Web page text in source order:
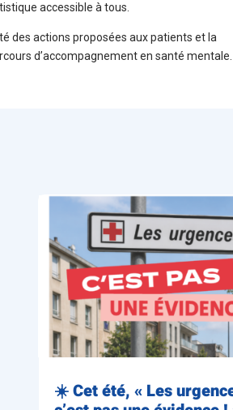
accessible à tous.
des actions proposées aux patients et la
d’accompagnement en santé mentale.
☀️ Cet été, « Les